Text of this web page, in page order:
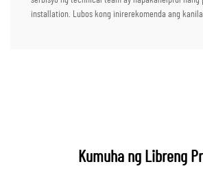
installation. Lubos kong inirerekomenda ang
Kumuha ng Libreng